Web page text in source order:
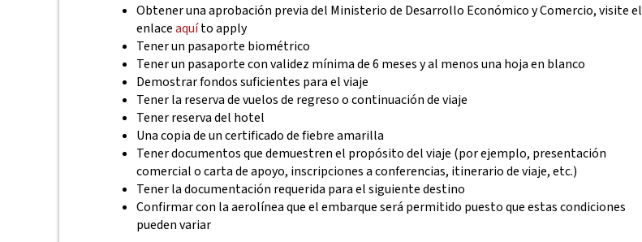
Obtener una aprobación previa del Ministerio de Desarrollo Económico y Comercio, visite el
enlaceaquíto apply
Tener un pasaporte biométrico
Tener un pasaporte con validez mínima de 6 meses y al menos una hoja en blanco
Demostrar fondos suficientes para el viaje
Tener la reserva de vuelos de regreso o continuación de viaje
Tener reserva del hotel
Una copia de un certificado de fiebre amarilla
Tener documentos que demuestren el propósito del viaje (por ejemplo, presentación
comercial o carta de apoyo, inscripciones a conferencias, itinerario de viaje, etc.)
Tener la documentación requerida para el siguiente destino
Confirmar con la aerolínea que el embarque será permitido puesto que estas condiciones
pueden variar